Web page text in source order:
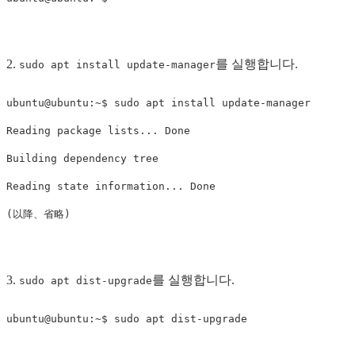
2. sudo apt install update-manager를 실행합니다.
ubuntu@ubuntu:~$ sudo apt install update-manager
Reading package lists... Done
Building dependency tree
Reading state information... Done
3. sudo apt dist-upgrade를 실행합니다.
ubuntu@ubuntu:~$ sudo apt dist-upgrade